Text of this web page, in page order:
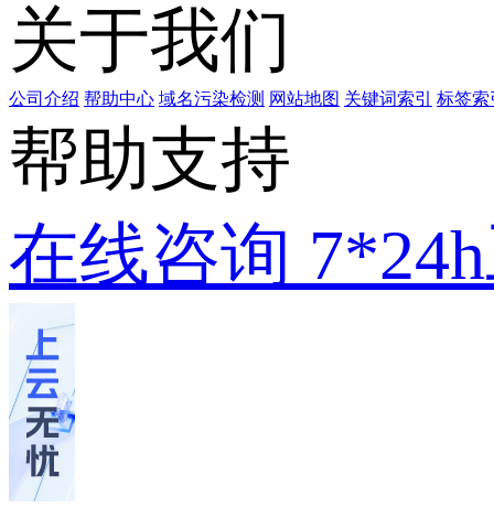
关于我们
公司介绍 帮助中心 域名污染检测 网站地图 关键词索引 标签索
帮助支持
在线咨询